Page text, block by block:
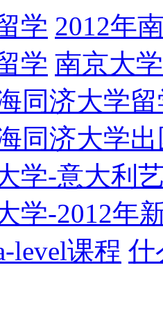
学 2012年
学 南京大
同济大学
同济大学
学-意大利
学-2012年
level课程 什